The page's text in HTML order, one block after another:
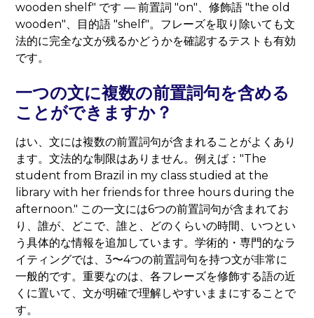
wooden shelf" です — 前置詞 "on"、修飾語 "the old
wooden"、目的語 "shelf"。フレーズを取り除いても文
法的に完全な文が残るかどうかを確認するテストも有効
です。
一つの文に複数の前置詞句を含める
ことができますか？
はい、文には複数の前置詞句が含まれることがよくあり
ます。文法的な制限はありません。例えば："The
student from Brazil in my class studied at the
library with her friends for three hours during the
afternoon." この一文には6つの前置詞句が含まれてお
り、誰が、どこで、誰と、どのくらいの時間、いつとい
う具体的な情報を追加しています。学術的・専門的なラ
イティングでは、3〜4つの前置詞句を持つ文が非常に
一般的です。重要なのは、各フレーズを修飾する語の近
くに置いて、文が明確で理解しやすいままにすることで
す。